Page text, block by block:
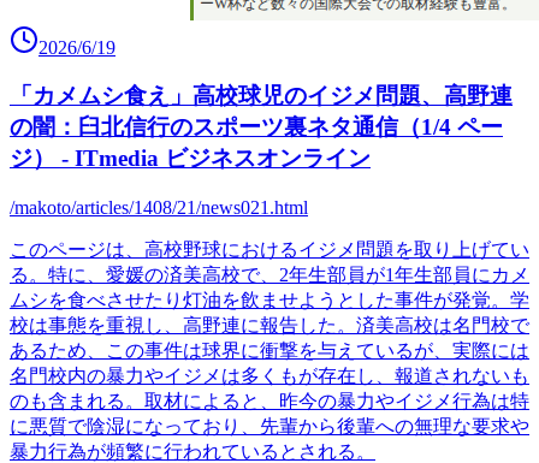
2026/6/19
「カメムシ食え」高校球児のイジメ問題、高野連
の闇：臼北信行のスポーツ裏ネタ通信（1/4 ペー
ジ） - ITmedia ビジネスオンライン
/makoto/articles/1408/21/news021.html
このページは、高校野球におけるイジメ問題を取り上げてい
る。特に、愛媛の済美高校で、2年生部員が1年生部員にカメ
ムシを食べさせたり灯油を飲ませようとした事件が発覚。学
校は事態を重視し、高野連に報告した。済美高校は名門校で
あるため、この事件は球界に衝撃を与えているが、実際には
名門校内の暴力やイジメは多くもが存在し、報道されないも
のも含まれる。取材によると、昨今の暴力やイジメ行為は特
に悪質で陰湿になっており、先輩から後輩への無理な要求や
暴力行為が頻繁に行われているとされる。